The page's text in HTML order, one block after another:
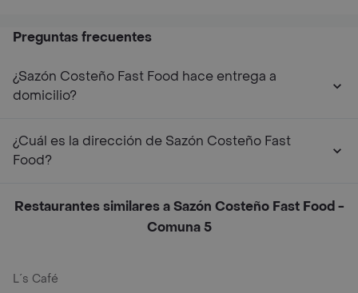
Preguntas frecuentes
¿Sazón Costeño Fast Food hace entrega a
domicilio?
¿Cuál es la dirección de Sazón Costeño Fast
Food?
Restaurantes similares a Sazón Costeño Fast Food -
Comuna 5
L´s Café